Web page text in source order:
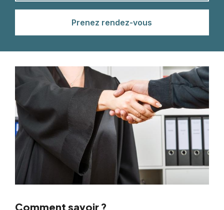
Prenez rendez-vous
Comment savoir ?